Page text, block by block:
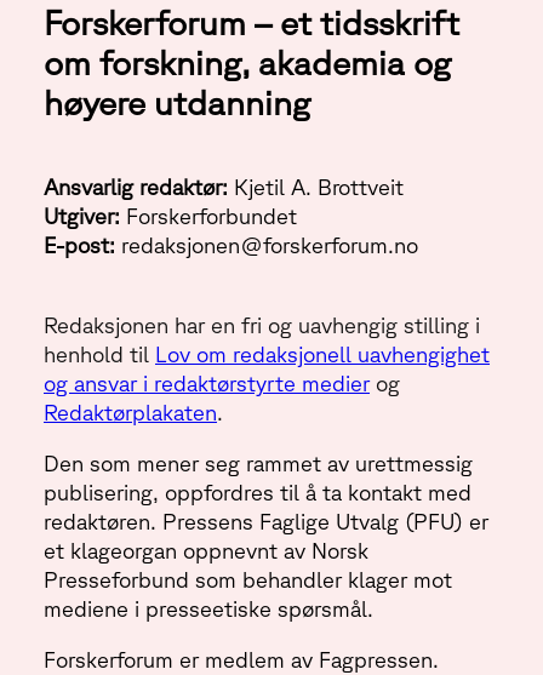
Forskerforum – et tidsskrift
om forskning, akademia og
høyere utdanning
Ansvarlig redaktør: Kjetil A. Brottveit
Utgiver: Forskerforbundet
E-post: redaksjonen@forskerforum.no
Redaksjonen har en fri og uavhengig stilling i
henhold til Lov om redaksjonell uavhengighet
og ansvar i redaktørstyrte medierog
Redaktørplakaten.
Den som mener seg rammet av urettmessig
publisering, oppfordres til å ta kontakt med
redaktøren. Pressens Faglige Utvalg (PFU) er
et klageorgan oppnevnt av Norsk
Presseforbund som behandler klager mot
mediene i presseetiske spørsmål.
Forskerforum er medlem av Fagpressen.